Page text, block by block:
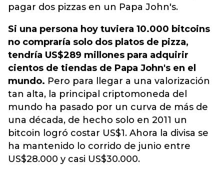
pagar dos pizzas en un Papa John's.
Si una persona hoy tuviera 10.000 bitcoins
no compraría solo dos platos de pizza,
tendría US$289 millones para adquirir
cientos de tiendas de Papa John's en el
mundo. Pero para llegar a una valorización
tan alta, la principal criptomoneda del
mundo ha pasado por un curva de más de
una década, de hecho solo en 2011 un
bitcoin logró costar US$1. Ahora la divisa se
ha mantenido lo corrido de junio entre
US$28.000 y casi US$30.000.